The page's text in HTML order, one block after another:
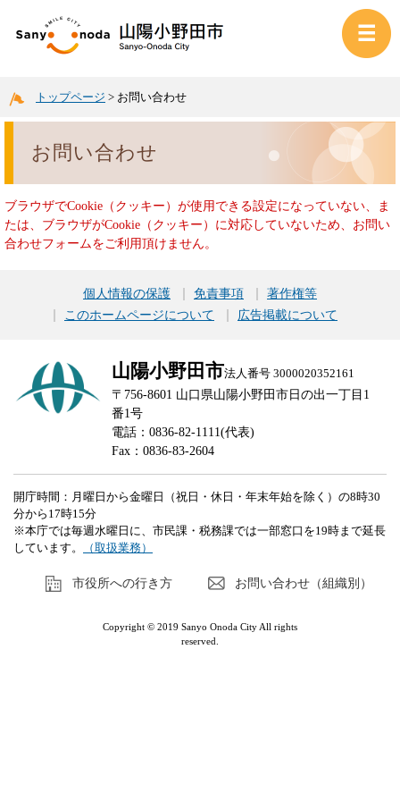
トップページ > お問い合わせ
お問い合わせ
ブラウザでCookie（クッキー）が使用できる設定になっていない、ま
たは、ブラウザがCookie（クッキー）に対応していないため、お問い
合わせフォームをご利用頂けません。
個人情報の保護 免責事項
著作権等
このホームページについて
広告掲載について
山陽小野田市法人番号 3000020352161
〒756-8601 山口県山陽小野田市日の出一丁目1
番1号
電話：0836-82-1111(代表)
Fax：0836-83-2604
開庁時間：月曜日から金曜日（祝日・休日・年末年始を除く）の8時30
分から17時15分
※本庁では毎週水曜日に、市民課・税務課では一部窓口を19時まで延長
しています。
（取扱業務）
市役所への行き方 お問い合わせ（組織別）
Copyright © 2019 Sanyo Onoda City All rights
reserved.